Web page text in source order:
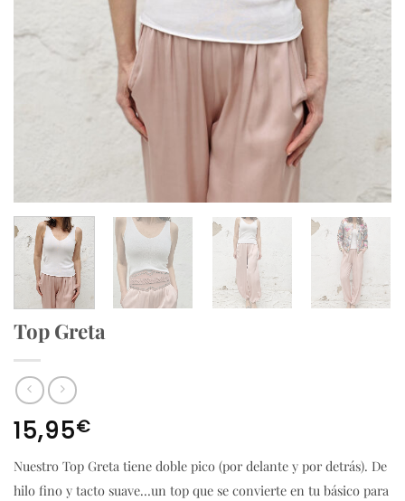
Top Greta
15,95€
Nuestro Top Greta tiene doble pico (por delante y por detrás). De
hilo fino y tacto suave…un top que se convierte en tu básico para